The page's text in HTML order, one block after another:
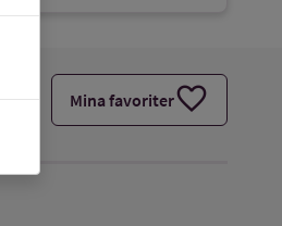
Mina favoriterfavorite